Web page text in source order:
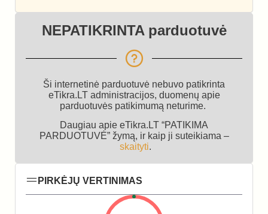
NEPATIKRINTA parduotuvė
Ši internetinė parduotuvė nebuvo patikrinta
eTikra.LT administracijos, duomenų apie
parduotuvės patikimumą neturime.
Daugiau apie eTikra.LT “PATIKIMA
PARDUOTUVĖ” žymą, ir kaip ji suteikiama –
skaityti.
PIRKĖJŲ VERTINIMAS